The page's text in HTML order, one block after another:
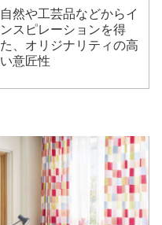
自然や工芸品などからイ
ンスピレーションを得
た、オリジナリティの高
い意匠性